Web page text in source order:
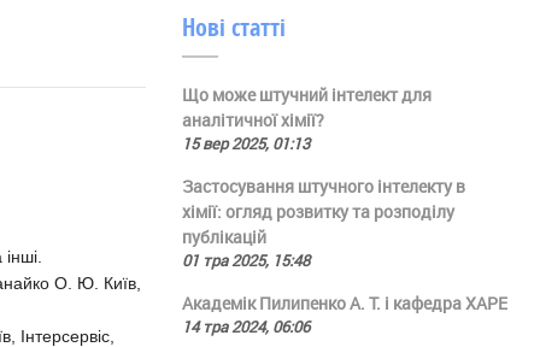
О. Ю. Київ,
Нові статті
Що може штучний інтелект для
аналітичної хімії?
15 вер 2025, 01:13
Застосування штучного інтелекту в
хімії: огляд розвитку та розподілу
публікацій
01 тра 2025, 15:48
Академік Пилипенко А. Т. і кафедра ХАРЕ
14 тра 2024, 06:06